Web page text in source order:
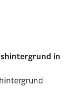
in